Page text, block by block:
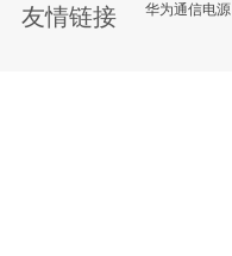
友情链接 华为通信电源